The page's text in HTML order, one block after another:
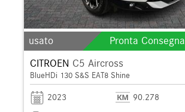
usato Pronta Consegna
CITROEN C5 Aircross
BlueHDi 130 S&S EAT8 Shine
2023
90.278